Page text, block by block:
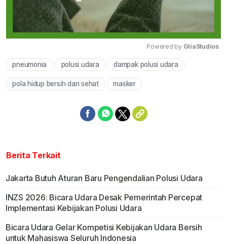
Powered by GliaStudios
pneumonia polusi udara dampak polusi udara
pola hidup bersih dan sehat masker
Berita Terkait
Jakarta Butuh Aturan Baru Pengendalian Polusi Udara
INZS 2026: Bicara Udara Desak Pemerintah Percepat
Implementasi Kebijakan Polusi Udara
Bicara Udara Gelar Kompetisi Kebijakan Udara Bersih
untuk Mahasiswa Seluruh Indonesia